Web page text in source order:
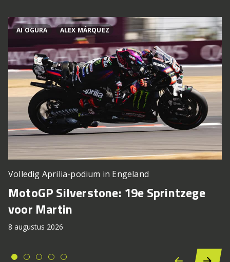
AI OGURA ALEX MÁRQUEZ
Volledig Aprilia-podium in Engeland
MotoGP Silverstone: 19e Sprintzege
voor Martin
8 augustus 2026